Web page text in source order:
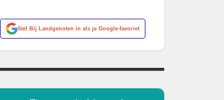
Stel Bij Landgenoten in als je Google-favoriet